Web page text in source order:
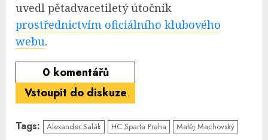
uvedl pětadvacetiletý útočník
prostřednictvím oficiálního klubového
webu.
0 komentářů
Vstoupit do diskuze
Tags: Alexander Salák HC Sparta Praha Matěj Machovský